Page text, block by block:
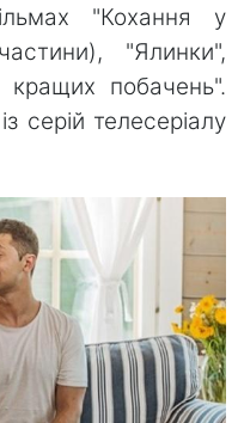
"Кохання у
"Ялинки",
побачень".
серій телесеріалу